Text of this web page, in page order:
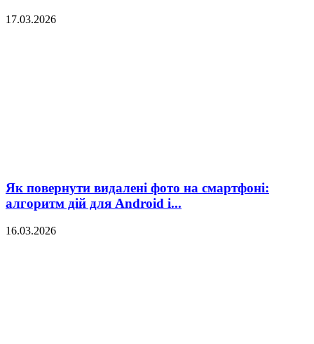
17.03.2026
Як повернути видалені фото на смартфоні:
алгоритм дій для Android і...
16.03.2026